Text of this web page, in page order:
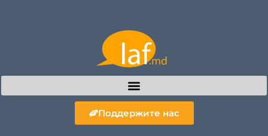
Поддержите нас